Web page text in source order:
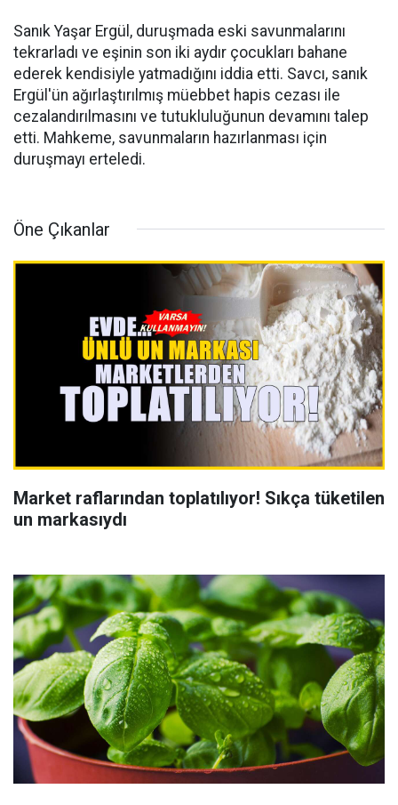
Sanık Yaşar Ergül, duruşmada eski savunmalarını
tekrarladı ve eşinin son iki aydır çocukları bahane
ederek kendisiyle yatmadığını iddia etti. Savcı, sanık
Ergül'ün ağırlaştırılmış müebbet hapis cezası ile
cezalandırılmasını ve tutukluluğunun devamını talep
etti. Mahkeme, savunmaların hazırlanması için
duruşmayı erteledi.
Öne Çıkanlar
Market raflarından toplatılıyor! Sıkça tüketilen
un markasıydı